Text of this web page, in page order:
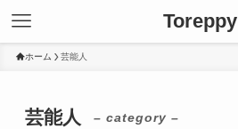
Toreppy
ホーム 芸能人
芸能人 – category –